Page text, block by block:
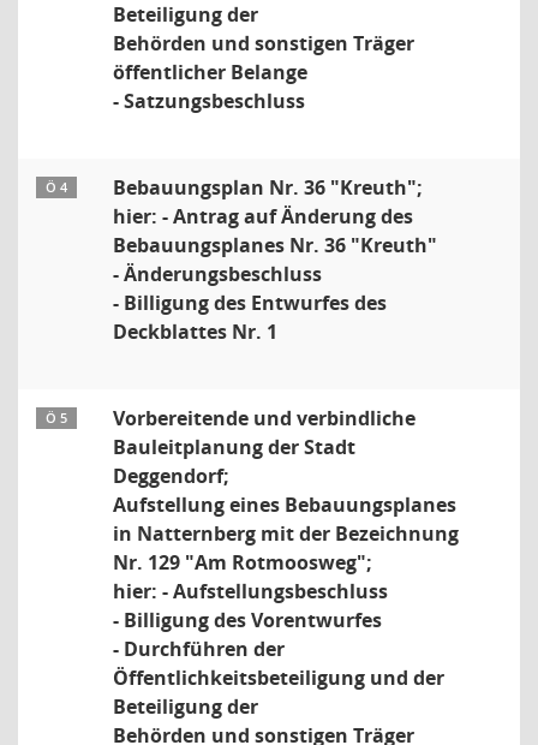
Beteiligung der
Behörden und sonstigen Träger
öffentlicher Belange
- Satzungsbeschluss
Ö 4
Bebauungsplan Nr. 36 "Kreuth";
hier: - Antrag auf Änderung des
Bebauungsplanes Nr. 36 "Kreuth"
- Änderungsbeschluss
- Billigung des Entwurfes des
Deckblattes Nr. 1
Ö 5
Vorbereitende und verbindliche
Bauleitplanung der Stadt
Deggendorf;
Aufstellung eines Bebauungsplanes
in Natternberg mit der Bezeichnung
Nr. 129 "Am Rotmoosweg";
hier: - Aufstellungsbeschluss
- Billigung des Vorentwurfes
- Durchführen der
Öffentlichkeitsbeteiligung und der
Beteiligung der
Behörden und sonstigen Träger